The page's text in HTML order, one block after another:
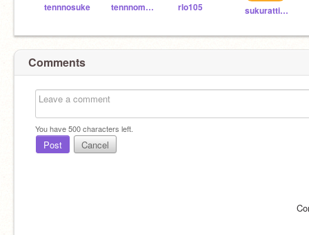
tennnosuke tennnomaru rlo105 sukuratti112233
Comments
You have500characters left.
Post Cancel